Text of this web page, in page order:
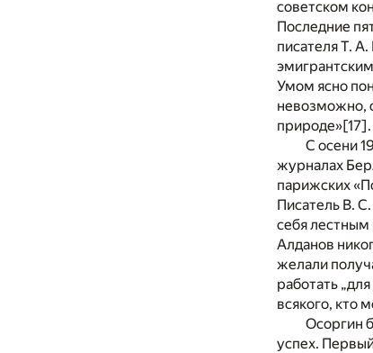
советском
Последние
писателя Т.
Умом ясно
невозможно,
природе»[17].
С осени
журналах
парижских
Писатель В.
себя
Алданов
желали
работать
всякого, кто
Осоргин
успех.